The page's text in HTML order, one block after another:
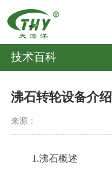
技术百科
沸石转轮设备介绍
来源：
1.沸石概述